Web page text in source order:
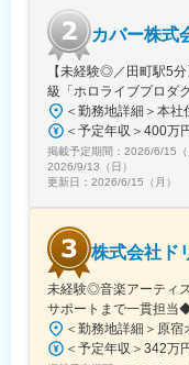
ーパス達成のため
ッションに掲げ、
したプロダクショ
変更の範囲：会社
カバー株式
【未経験◎／田町駅5
級「ホロライブプロダ
掲載予定期間： 2026/6/15（
2026/9/13（日）
更新日： 2026/6/15（月）
株式会社ド
未経験◎音楽アーティ
サポートまで一貫担当